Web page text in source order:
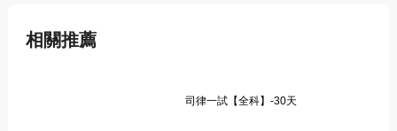
相關推薦
司律一試【全科】-30天